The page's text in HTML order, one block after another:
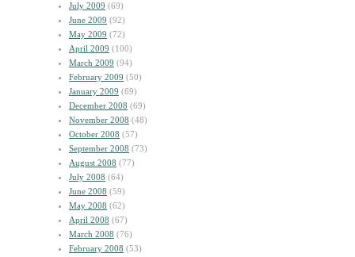
July 2009 (69)
June 2009 (92)
May 2009 (72)
April 2009 (100)
March 2009 (94)
February 2009 (50)
January 2009 (69)
December 2008 (69)
November 2008 (48)
October 2008 (57)
September 2008 (73)
August 2008 (77)
July 2008 (64)
June 2008 (59)
May 2008 (62)
April 2008 (67)
March 2008 (76)
February 2008 (53)